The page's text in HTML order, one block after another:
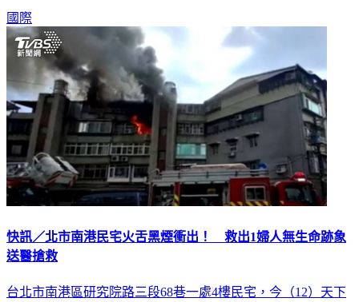
國際
快訊／北市南港民宅火舌黑煙衝出！ 救出1婦人無生命跡象
送醫搶救
台北市南港區研究院路三段68巷一處4樓民宅，今（12）天下